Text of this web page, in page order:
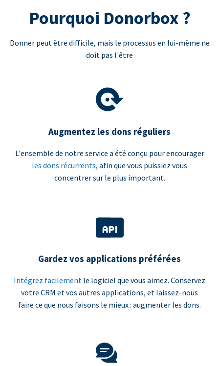
Pourquoi Donorbox ?
Donner peut être difficile, mais le processus en lui-même ne
doit pas l'être
Augmentez les dons réguliers
L'ensemble de notre service a été conçu pour encourager
les dons récurrents, afin que vous puissiez vous
concentrer sur le plus important.
Gardez vos applications préférées
Intégrez facilement le logiciel que vous aimez. Conservez
votre CRM et vos autres applications, et laissez-nous
faire ce que nous faisons le mieux : augmenter les dons.